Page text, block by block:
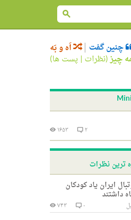
چنین گفت اَه و بَه
چیز(نظرات | پست ها)
۲ ۱۶۵۳
ترین نظرات
ایران یاد کودکان
داشتند
۰
۷۴۳